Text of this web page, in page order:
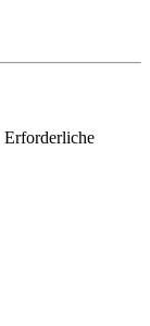
Erforderliche